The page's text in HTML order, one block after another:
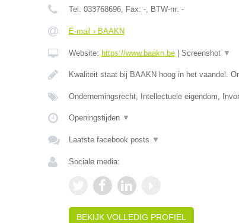
Tel: 033768696, Fax: -, BTW-nr: -
E-mail › BAAKN
Website: https://www.baakn.be| Screenshot ▼
Kwaliteit staat bij BAAKN hoog in het vaandel.
Ondernemingsrecht, Intellectuele eigendom,
Openingstijden ▼
Laatste facebook posts ▼
Sociale media:
BEKIJK VOLLEDIG PROFIEL